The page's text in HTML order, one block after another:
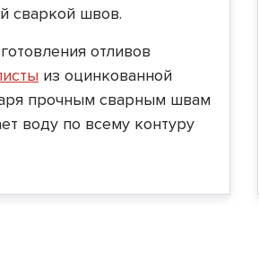
сваркой швов.
отливов
из оцинкованной
прочным сварным швам
воду по всему контуру